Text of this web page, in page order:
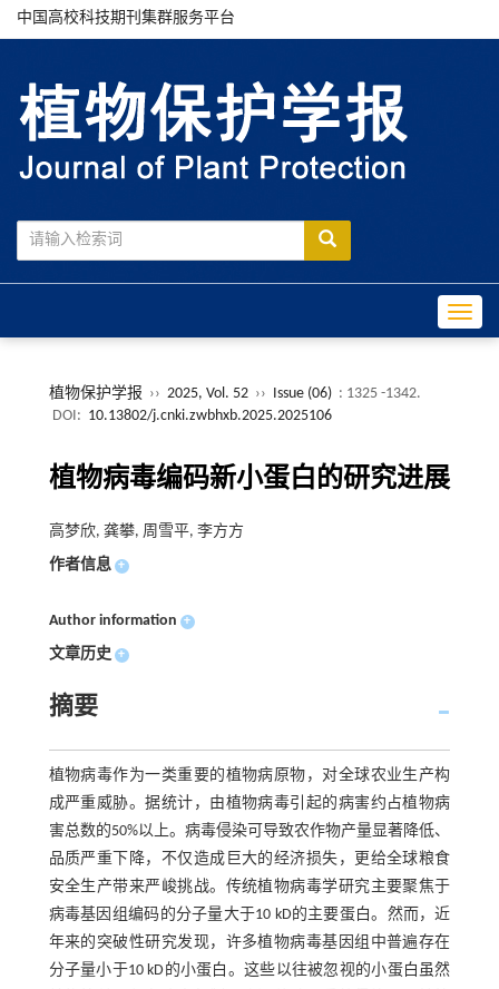
中国高校科技期刊集群服务平台
植物保护学报 ›› 2025, Vol. 52 ›› Issue (06) : 1325 -1342.
DOI: 10.13802/j.cnki.zwbhxb.2025.2025106
植物病毒编码新小蛋白的研究进展
高梦欣, 龚攀, 周雪平, 李方方
作者信息 +
Author information +
文章历史 +
摘要
植物病毒作为一类重要的植物病原物，对全球农业生产构
成严重威胁。据统计，由植物病毒引起的病害约占植物病
害总数的50%以上。病毒侵染可导致农作物产量显著降低、
品质严重下降，不仅造成巨大的经济损失，更给全球粮食
安全生产带来严峻挑战。传统植物病毒学研究主要聚焦于
病毒基因组编码的分子量大于10 kD的主要蛋白。然而，近
年来的突破性研究发现，许多植物病毒基因组中普遍存在
分子量小于10 kD的小蛋白。这些以往被忽视的小蛋白虽然